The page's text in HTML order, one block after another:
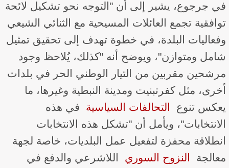
في جرجوع، يشير إلى أن "التوجه نحو تشكيل لائحة
توافقية تجمع العائلات المسيحية مع الثنائي الشيعي
وفعاليات البلدة، في خطوة تهدف إلى تحقيق تمثيل
شامل ومتوازن"، ويوضح أنه "كذلك، يُلاحظ وجود
مرشحين مقربين من التيار الوطني الحر في بلدات
أخرى، مثل كفرتبنيت ومدينة النبطية وغيرها، ما
يعكس تنوع ​
التحالفات السياسية
​ في هذه
الانتخابات"، ويأمل أن "تشكل هذه الانتخابات
انطلاقة محفزة لتفعيل عمل البلديات، خاصة لجهة
معالجة ​
النزوح السوري
​ اللاشرعي والدفع في